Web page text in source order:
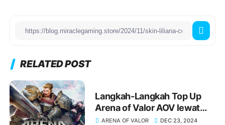
RELATED POST
Langkah-Langkah Top Up
Arena of Valor AOV lewat
ShopeePay yang Praktis dan
ARENA OF VALOR DEC 23, 2024